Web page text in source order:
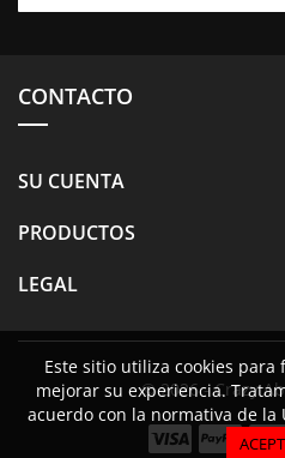
CONTACTO
SU CUENTA
Este sitio utiliza cookies
mejorar su experiencia.
acuerdo con la normativa de la
PRODUCTOS
LEGAL
© 2026 - Crazy